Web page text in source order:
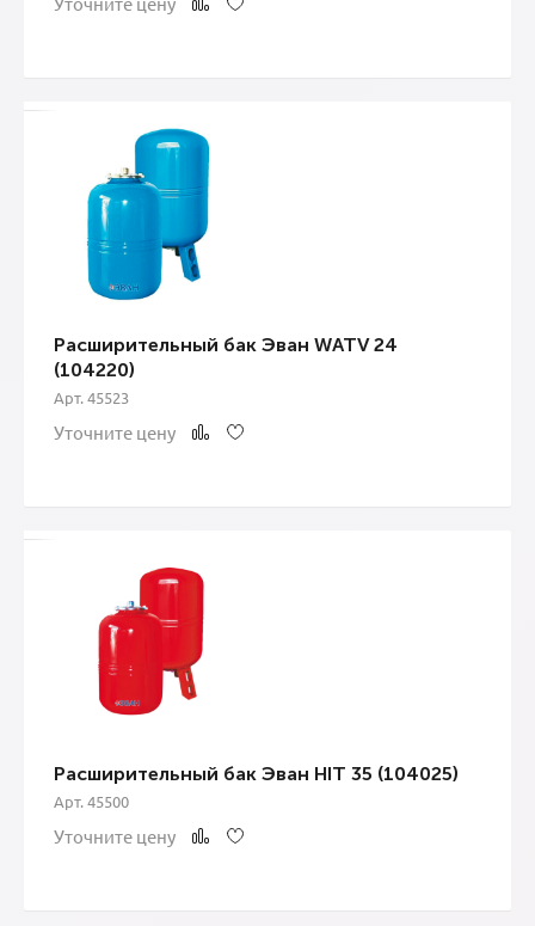
Расширительный бак Эван WATV 24
(104220)
Арт. 45523
Уточните цену
Расширительный бак Эван HIT 35 (104025)
Арт. 45500
Уточните цену